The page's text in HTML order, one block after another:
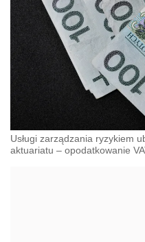
Usługi zarządzania ryzykiem
aktuariatu – opodatkowanie